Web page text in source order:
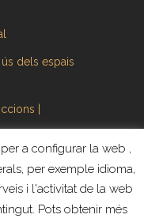
dels espais
|
a configurar la web ,
per exemple idioma,
i l'activitat de la web
Pots obtenir més